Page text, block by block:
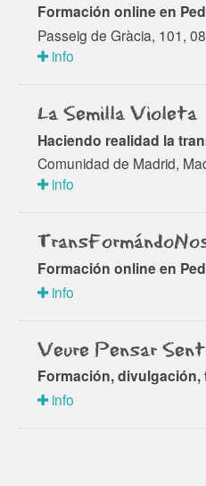
Formación online en
Passeig de Gràcia, 101,
info
La Semilla Violeta
Haciendo realidad la
Comunidad de Madrid,
info
Formación online en
info
Veure Pensar
Formación, divulgación,
info